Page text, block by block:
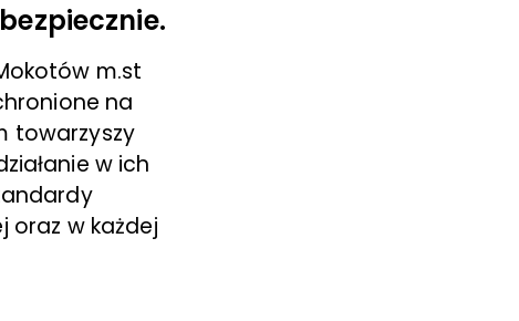
m.st
na
towarzyszy
w ich
oraz w każdej